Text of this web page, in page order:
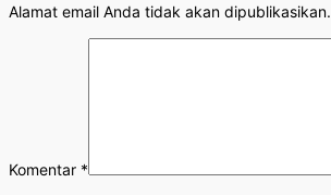
Alamat email Anda tidak akan dipublikasikan.
Komentar *